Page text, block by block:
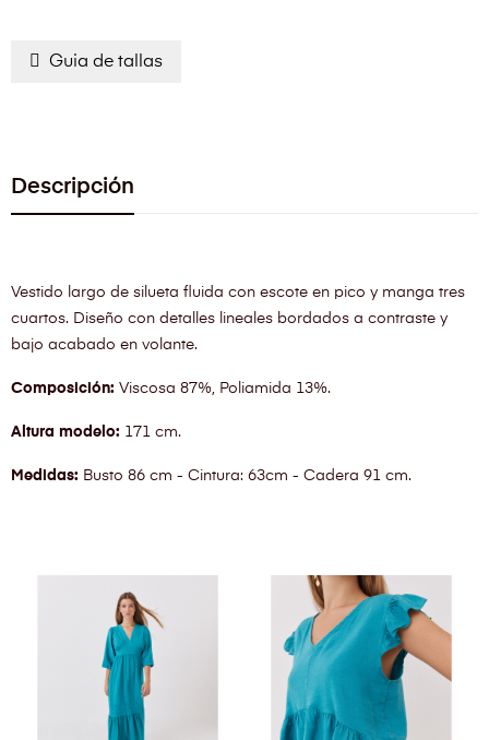
Guia de tallas
Descripción
Vestido largo de silueta fluida con escote en pico y manga tres
cuartos. Diseño con detalles lineales bordados a contraste y
bajo acabado en volante.
Composición: Viscosa 87%, Poliamida 13%.
Altura modelo: 171 cm.
Medidas: Busto 86 cm - Cintura: 63cm - Cadera 91 cm.